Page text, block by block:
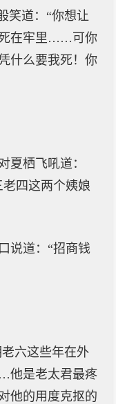
笑道：“你想让
死在牢里……可你
什么要我死！你
夏栖飞吼道：
四这两个姨娘
说道：“招商钱
六这些年在外
他是老太君最疼
他的用度克抠的